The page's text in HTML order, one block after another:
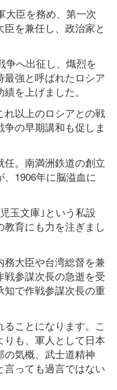
大臣を務め、第一次
を兼任し、政治家と
争へ出征し、熾烈を
強と呼ばれたロシア
を上げました。
以上のロシアとの戦
の早期講和も促しま
任。南満洲鉄道の創立
1906年に脳溢血に
玉文庫｣という私設
育にも力を注ぎまし
務大臣や台湾総督を兼
参謀次長の急逝を受
知で作戦参謀次長の重
ことになります。こ
も、軍人として日本
気概、武士道精神
っても過言ではない